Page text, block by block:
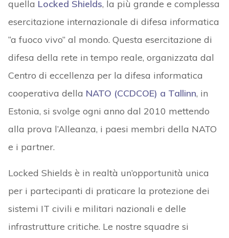
quella Locked Shields, la più grande e complessa
esercitazione internazionale di difesa informatica
“a fuoco vivo” al mondo. Questa esercitazione di
difesa della rete in tempo reale, organizzata dal
Centro di eccellenza per la difesa informatica
cooperativa della NATO (CCDCOE) a Tallinn, in
Estonia, si svolge ogni anno dal 2010 mettendo
alla prova l’Alleanza, i paesi membri della NATO
e i partner.
Locked Shields è in realtà un’opportunità unica
per i partecipanti di praticare la protezione dei
sistemi IT civili e militari nazionali e delle
infrastrutture critiche. Le nostre squadre si